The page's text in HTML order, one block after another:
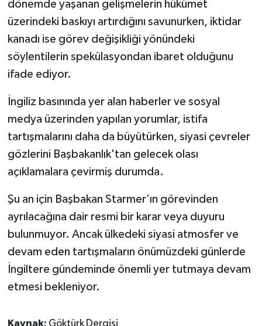
dönemde yaşanan gelişmelerin hükümet
üzerindeki baskıyı artırdığını savunurken, iktidar
kanadı ise görev değişikliği yönündeki
söylentilerin spekülasyondan ibaret olduğunu
ifade ediyor.
İngiliz basınında yer alan haberler ve sosyal
medya üzerinden yapılan yorumlar, istifa
tartışmalarını daha da büyütürken, siyasi çevreler
gözlerini Başbakanlık'tan gelecek olası
açıklamalara çevirmiş durumda.
Şu an için Başbakan Starmer’ın görevinden
ayrılacağına dair resmi bir karar veya duyuru
bulunmuyor. Ancak ülkedeki siyasi atmosfer ve
devam eden tartışmaların önümüzdeki günlerde
İngiltere gündeminde önemli yer tutmaya devam
etmesi bekleniyor.
Kaynak: Göktürk Dergisi